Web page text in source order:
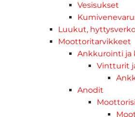
Vesisukset
Luukut,
Moottoritarvikkeet
Ankkurointi ja
Vintturit
Anodit